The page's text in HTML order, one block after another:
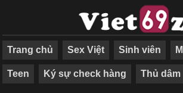
Trang chủ Sex Việt Sinh viên
Teen Ký sự check hàng Thủ dâm